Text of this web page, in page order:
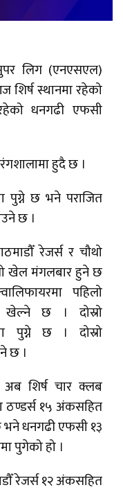
लिग (एनएसएल)
स्थानमा रहेको
धनगढी एफसी
हुदै छ ।
छ भने पराजित
छ ।
रेजर्स र चौथो
खेल मंगलबार हुने छ
पहिलो
खेल्ने छ । दोस्रो
पुग्ने छ । दोस्रो
छ ।
शिर्ष चार क्लब
ठण्डर्स १५ अंकसहित
भने धनगढी एफसी १३
पुगेको हो ।
रेजर्स १२ अंकसहित